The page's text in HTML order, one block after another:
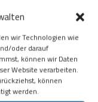
wir Technologien wie
oder darauf
können wir Daten
Website verarbeiten.
können
werden.
in den